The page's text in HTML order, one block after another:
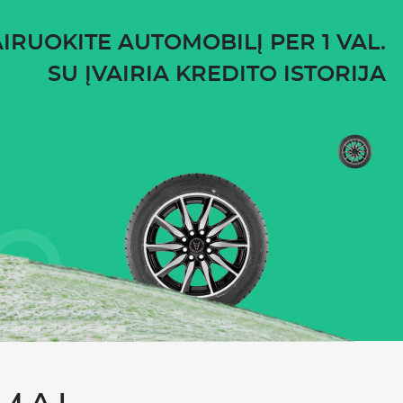
AUTOMOBILĮ PER 1 VAL.
SU ĮVAIRIA KREDITO ISTORIJA